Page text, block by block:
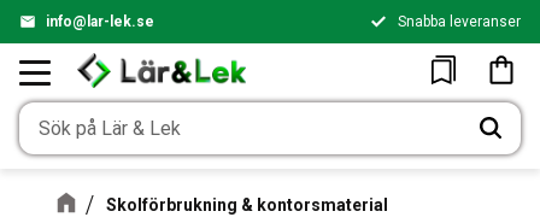
info@lar-lek.se Snabba leveranser
Favoriter
Skolförbrukning & kontorsmaterial